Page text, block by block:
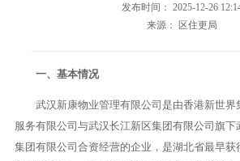
发布时间： 2025-12-26
来源： 区住更局
一、基本情况
武汉新康物业管理有限公司是由香港新世界
服务有限公司与武汉长江新区集团有限公司旗
集团有限公司合资经营的企业，是湖北省最早获